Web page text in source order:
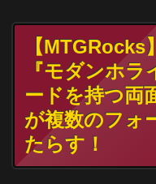
【
『モダンホ
ードを持つ両
が複数のフォ
たらす！